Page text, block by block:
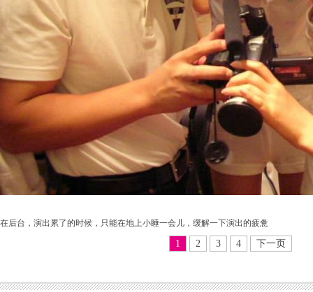
在后台，演出累了的时候，只能在地上小睡一会儿，缓解一下演出的疲惫
1 2 3 4 下一页